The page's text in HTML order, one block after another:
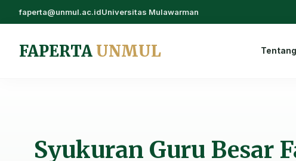
faperta@unmul.ac.idUniversitas Mulawarman
FAPERTA UNMUL Tentang
Syukuran Guru Besar